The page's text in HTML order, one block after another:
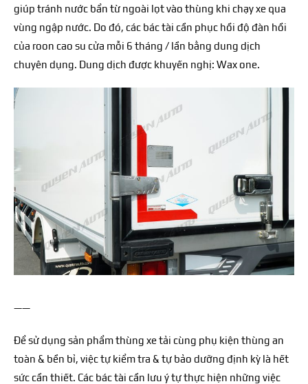
giúp tránh nước bẩn từ ngoài lọt vào thùng khi chạy xe qua
vùng ngập nước. Do đó, các bác tài cần phục hồi độ đàn hồi
của roon cao su cửa mỗi 6 tháng / lần bằng dung dịch
chuyên dụng. Dung dịch được khuyến nghị: Wax one.
——
Để sử dụng sản phẩm thùng xe tải cùng phụ kiện thùng an
toàn & bền bỉ, việc tự kiểm tra & tự bảo dưỡng định kỳ là hết
sức cần thiết. Các bác tài cần lưu ý tự thực hiện những việc